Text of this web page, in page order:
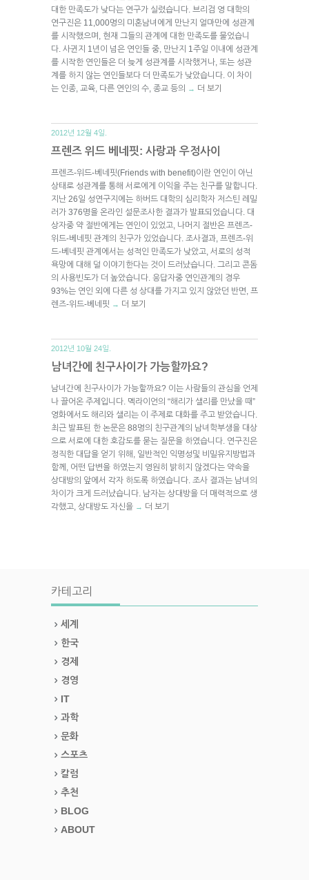
대한 만족도가 낮다는 연구가 실렸습니다. 브리검 영 대학의
연구진은 11,000명의 미혼남녀에게 만난지 얼마만에 성관계
를 시작했으며, 현재 그들의 관계에 대한 만족도를 물었습니
다. 사귄지 1년이 넘은 연인들 중, 만난지 1주일 이내에 성관계
를 시작한 연인들은 더 늦게 성관계를 시작했거나, 또는 성관
계를 하지 않는 연인들보다 더 만족도가 낮았습니다. 이 차이
는 인종, 교육, 다른 연인의 수, 종교 등의
→ 더 보기
2012년 12월 4일.
프렌즈 위드 베네핏: 사랑과 우정사이
프렌즈-위드-베네핏(Friends with benefit)이란 연인이 아닌
상태로 성관계를 통해 서로에게 이익을 주는 친구를 말합니다.
지난 26일 성연구지에는 하버드 대학의 심리학자 저스틴 레밀
러가 376명을 온라인 설문조사한 결과가 발표되었습니다. 대
상자중 약 절반에게는 연인이 있었고, 나머지 절반은 프렌즈-
위드-베네핏 관계의 친구가 있었습니다. 조사결과, 프렌즈-위
드-베네핏 관계에서는 성적인 만족도가 낮았고, 서로의 성적
욕망에 대해 덜 이야기한다는 것이 드러났습니다. 그리고 콘돔
의 사용빈도가 더 높았습니다. 응답자중 연인관계의 경우
93%는 연인 외에 다른 성 상대를 가지고 있지 않았던 반면, 프
렌즈-위드-베네핏 → 더 보기
2012년 10월 24일.
남녀간에 친구사이가 가능할까요?
남녀간에 친구사이가 가능할까요? 이는 사람들의 관심을 언제
나 끌어온 주제입니다. 멕라이언의 “해리가 샐리를 만났을 때”
영화에서도 해리와 샐리는 이 주제로 대화를 주고 받았습니다.
최근 발표된 한 논문은 88명의 친구관계의 남녀학부생을 대상
으로 서로에 대한 호감도를 묻는 질문을 하였습니다. 연구진은
정직한 대답을 얻기 위해, 일반적인 익명성및 비밀유지방법과
함께, 어떤 답변을 하였는지 영원히 밝히지 않겠다는 약속을
상대방의 앞에서 각자 하도록 하였습니다. 조사 결과는 남녀의
차이가 크게 드러났습니다. 남자는 상대방을 더 매력적으로 생
각했고, 상대방도 자신을 → 더 보기
카테고리
세계
한국
경제
경영
IT
과학
문화
스포츠
칼럼
추천
BLOG
ABOUT